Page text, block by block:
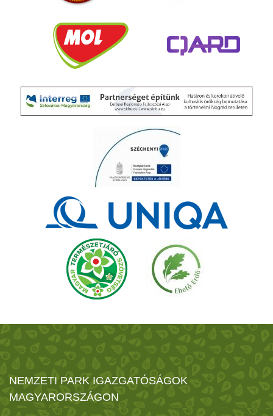
NEMZETI PARK IGAZGATÓSÁGOK
MAGYARORSZÁGON